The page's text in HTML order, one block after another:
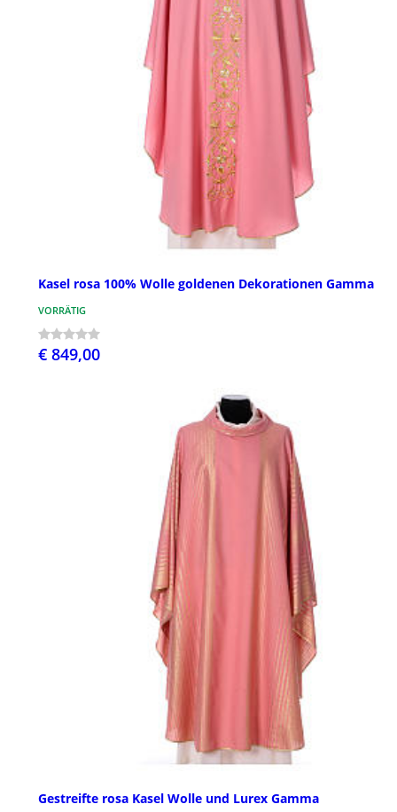
Kasel rosa 100% Wolle goldenen Dekorationen Gamma
VORRÄTIG
€ 849,00
Gestreifte rosa Kasel Wolle und Lurex Gamma